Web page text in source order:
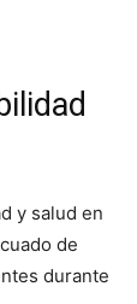
y salud en
de
durante